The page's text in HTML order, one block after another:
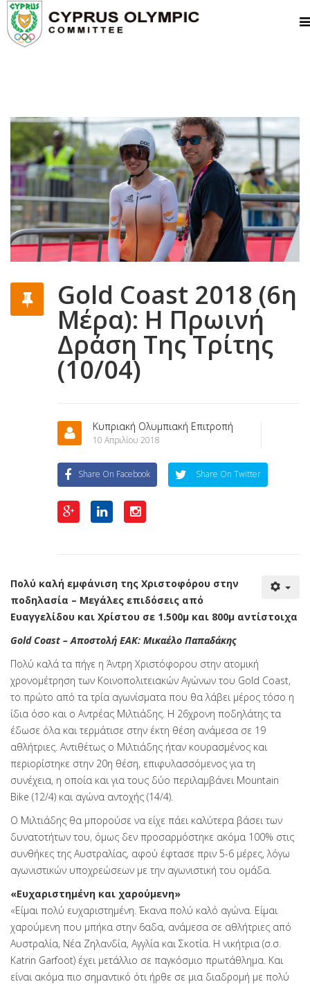
Gold Coast 2018 (6η
Μέρα): Η Πρωινή
Δράση Της Τρίτης
(10/04)
Κυπριακή Ολυμπιακή Επιτροπή
10 Απριλίου 2018
Share On Facebook Share On Twitter
Πολύ καλή εμφάνιση της Χριστοφόρου στην
ποδηλασία – Μεγάλες επιδόσεις από
Ευαγγελίδου και Χρίστου σε 1.500μ και 800μ αντίστοιχα
Gold Coast – Αποστολή ΕΑΚ: Μικαέλο Παπαδάκης
Πολύ καλά τα πήγε η Άντρη Χριστόφορου στην ατομική
χρονομέτρηση των Κοινοπολιτειακών Αγώνων του Gold Coast,
το πρώτο από τα τρία αγωνίσματα που θα λάβει μέρος τόσο η
ίδια όσο και ο Αντρέας Μιλτιάδης. Η 26χρονη ποδηλάτης τα
έδωσε όλα και τερμάτισε στην έκτη θέση ανάμεσα σε 19
αθλήτριες. Αντιθέτως ο Μιλτιάδης ήταν κουρασμένος και
περιορίστηκε στην 20η θέση, επιφυλασσόμενος για τη
συνέχεια, η οποία και για τους δύο περιλαμβάνει Mountain
Bike (12/4) και αγώνα αντοχής (14/4).
Ο Μιλτιάδης θα μπορούσε να είχε πάει καλύτερα βάσει των
δυνατοτήτων του, όμως δεν προσαρμόστηκε ακόμα 100% στις
συνθήκες της Αυστραλίας, αφού έφτασε πριν 5-6 μέρες, λόγω
αγωνιστικών υποχρεώσεων με την αγωνιστική του ομάδα.
«Ευχαριστημένη και χαρούμενη»
«Είμαι πολύ ευχαριστημένη. Έκανα πολύ καλό αγώνα. Είμαι
χαρούμενη που μπήκα στην 6αδα, ανάμεσα σε αθλήτριες από
Αυστραλία, Νέα Ζηλανδία, Αγγλία και Σκοτία. Η νικήτρια (σ.σ.
Katrin Garfoot) έχει μετάλλιο σε παγκόσμιο πρωτάθλημα. Και
είναι ακόμα πιο σημαντικό ότι ήρθε σε μια διαδρομή με πολύ